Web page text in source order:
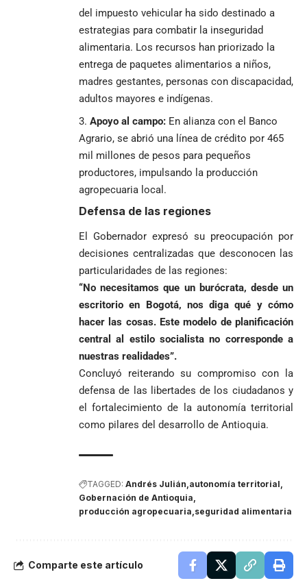
del impuesto vehicular ha sido destinado a
estrategias para combatir la inseguridad
alimentaria. Los recursos han priorizado la
entrega de paquetes alimentarios a niños,
madres gestantes, personas con discapacidad,
adultos mayores e indígenas.
Apoyo al campo: En alianza con el Banco
Agrario, se abrió una línea de crédito por 465
mil millones de pesos para pequeños
productores, impulsando la producción
agropecuaria local.
Defensa de las regiones
El Gobernador expresó su preocupación por
decisiones centralizadas que desconocen las
particularidades de las regiones:
“No necesitamos que un burócrata, desde un
escritorio en Bogotá, nos diga qué y cómo
hacer las cosas. Este modelo de planificación
central al estilo socialista no corresponde a
nuestras realidades”.
Concluyó reiterando su compromiso con la
defensa de las libertades de los ciudadanos y
el fortalecimiento de la autonomía territorial
como pilares del desarrollo de Antioquia.
TAGGED: Andrés Julián autonomía territorial
Gobernación de Antioquia
producción agropecuaria seguridad alimentaria
Comparte este artículo